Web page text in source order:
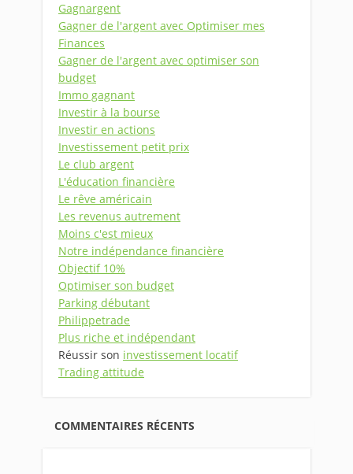
Gagnargent
Gagner de l'argent avec Optimiser mes
Finances
Gagner de l'argent avec optimiser son
budget
Immo gagnant
Investir à la bourse
Investir en actions
Investissement petit prix
Le club argent
L'éducation financière
Le rêve américain
Les revenus autrement
Moins c'est mieux
Notre indépendance financière
Objectif 10%
Optimiser son budget
Parking débutant
Philippetrade
Plus riche et indépendant
Réussir son investissement locatif
Trading attitude
COMMENTAIRES RÉCENTS